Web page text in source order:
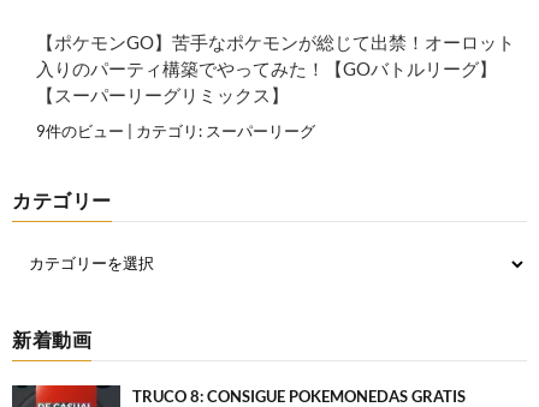
【ポケモンGO】苦手なポケモンが総じて出禁！オーロット
入りのパーティ構築でやってみた！【GOバトルリーグ】
【スーパーリーグリミックス】
9件のビュー カテゴリ: スーパーリーグ
カテゴリー
新着動画
TRUCO 8: CONSIGUE POKEMONEDAS GRATIS